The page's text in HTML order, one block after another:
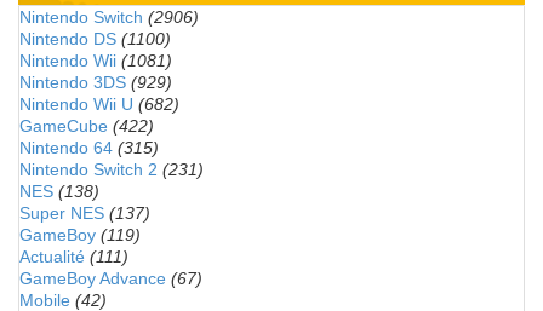
Nintendo Switch (2906)
Nintendo DS (1100)
Nintendo Wii (1081)
Nintendo 3DS (929)
Nintendo Wii U (682)
GameCube (422)
Nintendo 64 (315)
Nintendo Switch 2 (231)
NES (138)
Super NES (137)
GameBoy (119)
Actualité (111)
GameBoy Advance (67)
Mobile (42)